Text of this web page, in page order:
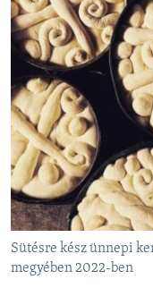
Sütésre kész ünnepi
megyében 2022-ben